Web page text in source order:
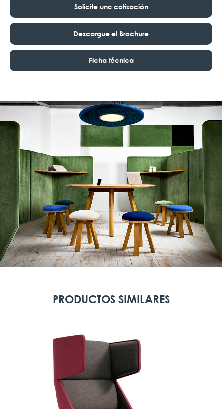
Solicite una cotización
Descargue el Brochure
Ficha técnica
PRODUCTOS SIMILARES